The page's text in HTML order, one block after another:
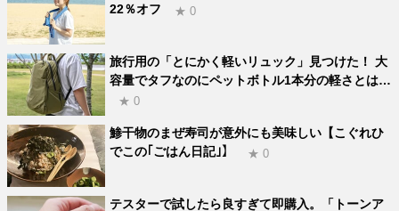
22％オフ
★ 0
旅行用の「とにかく軽いリュック」見つけた！ 大
容量でタフなのにペットボトル1本分の軽さとは…
★ 0
鯵干物のまぜ寿司が意外にも美味しい【こぐれひ
でこの｢ごはん日記｣】
★ 0
テスターで試したら良すぎて即購入。「トーンア